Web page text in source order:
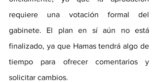
requiere una votación formal del
gabinete. El plan en sí aún no está
finalizado, ya que Hamas tendrá algo de
tiempo para ofrecer comentarios y
solicitar cambios.